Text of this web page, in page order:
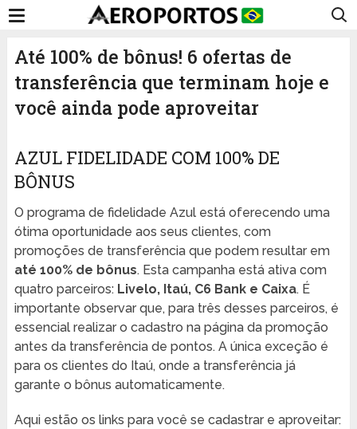
Até 100% de bônus! 6 ofertas de
transferência que terminam hoje e
você ainda pode aproveitar
AZUL FIDELIDADE COM 100% DE
BÔNUS
O programa de fidelidade Azul está oferecendo uma
ótima oportunidade aos seus clientes, com
promoções de transferência que podem resultar em
até 100% de bônus. Esta campanha está ativa com
quatro parceiros: Livelo, Itaú, C6 Bank e Caixa. É
importante observar que, para três desses parceiros, é
essencial realizar o cadastro na página da promoção
antes da transferência de pontos. A única exceção é
para os clientes do Itaú, onde a transferência já
garante o bônus automaticamente.
Aqui estão os links para você se cadastrar e aproveitar: